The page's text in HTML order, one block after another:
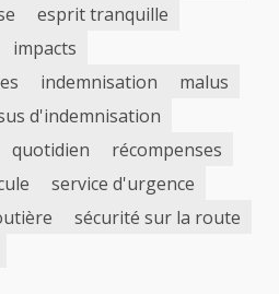
esprit tranquille
impacts
indemnisation
malus
d'indemnisation
quotidien
récompenses
service d'urgence
sécurité sur la route